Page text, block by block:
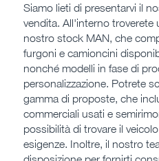
Siamo lieti di presentarvi il
vendita. All'interno troverete
nostro stock MAN, che
furgoni e camioncini
nonché modelli in fase di
personalizzazione. Potrete
gamma di proposte, che
commerciali usati e
possibilità di trovare il
esigenze. Inoltre, il nostro